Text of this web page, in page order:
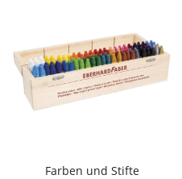
Farben und Stifte